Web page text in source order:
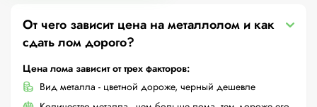
От чего зависит цена на металлолом и как
сдать лом дорого?
Цена лома зависит от трех факторов:
Вид металла - цветной дороже, черный дешевле